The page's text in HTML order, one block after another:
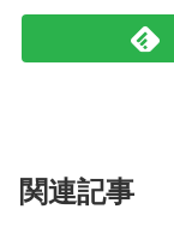
関連記事